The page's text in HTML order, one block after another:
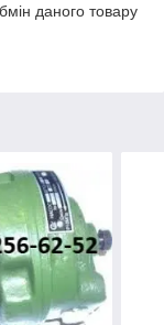
даного товару